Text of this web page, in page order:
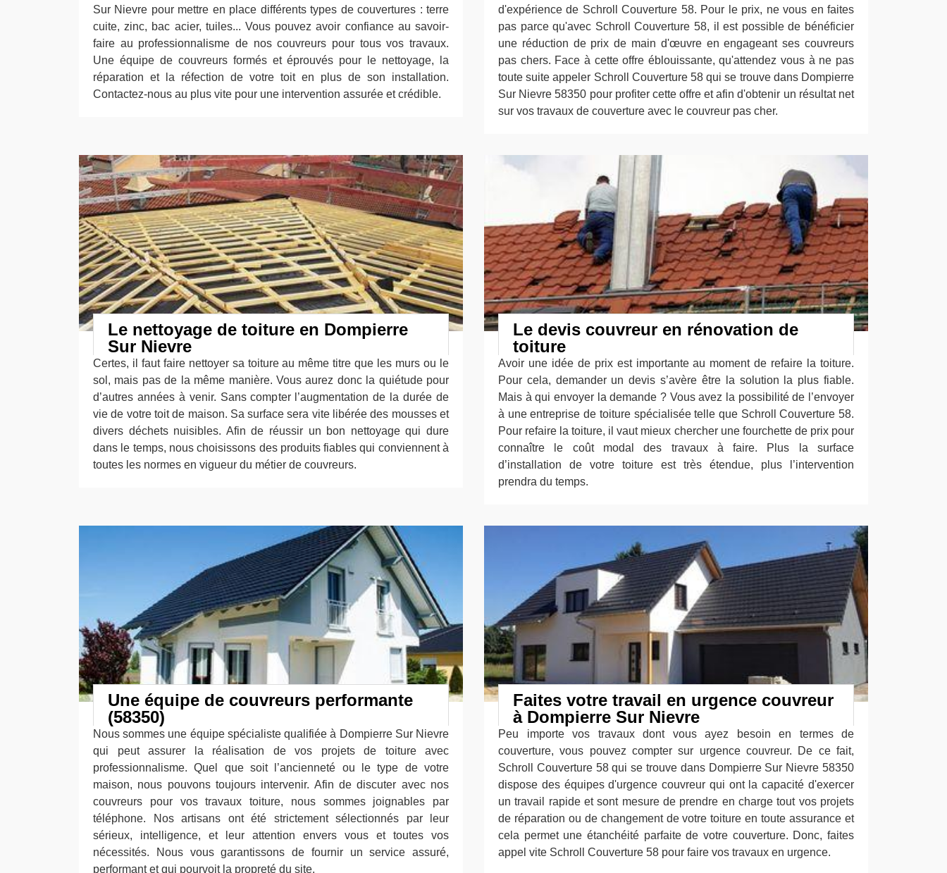
Sur Nievre pour mettre en place différents types de couvertures : terre
cuite, zinc, bac acier, tuiles... Vous pouvez avoir confiance au savoir-
faire au professionnalisme de nos couvreurs pour tous vos travaux.
Une équipe de couvreurs formés et éprouvés pour le nettoyage, la
réparation et la réfection de votre toit en plus de son installation.
Contactez-nous au plus vite pour une intervention assurée et crédible.
d'expérience de Schroll Couverture 58. Pour le prix, ne vous en faites
pas parce qu'avec Schroll Couverture 58, il est possible de bénéficier
une réduction de prix de main d'œuvre en engageant ses couvreurs
pas chers. Face à cette offre éblouissante, qu'attendez vous à ne pas
toute suite appeler Schroll Couverture 58 qui se trouve dans Dompierre
Sur Nievre 58350 pour profiter cette offre et afin d'obtenir un résultat net
sur vos travaux de couverture avec le couvreur pas cher.
Le nettoyage de toiture en Dompierre
Sur Nievre
Certes, il faut faire nettoyer sa toiture au même titre que les murs ou le
sol, mais pas de la même manière. Vous aurez donc la quiétude pour
d’autres années à venir. Sans compter l’augmentation de la durée de
vie de votre toit de maison. Sa surface sera vite libérée des mousses et
divers déchets nuisibles. Afin de réussir un bon nettoyage qui dure
dans le temps, nous choisissons des produits fiables qui conviennent à
toutes les normes en vigueur du métier de couvreurs.
Le devis couvreur en rénovation de
toiture
Avoir une idée de prix est importante au moment de refaire la toiture.
Pour cela, demander un devis s’avère être la solution la plus fiable.
Mais à qui envoyer la demande ? Vous avez la possibilité de l’envoyer
à une entreprise de toiture spécialisée telle que Schroll Couverture 58.
Pour refaire la toiture, il vaut mieux chercher une fourchette de prix pour
connaître le coût modal des travaux à faire. Plus la surface
d’installation de votre toiture est très étendue, plus l’intervention
prendra du temps.
Une équipe de couvreurs performante
(58350)
Nous sommes une équipe spécialiste qualifiée à Dompierre Sur Nievre
qui peut assurer la réalisation de vos projets de toiture avec
professionnalisme. Quel que soit l’ancienneté ou le type de votre
maison, nous pouvons toujours intervenir. Afin de discuter avec nos
couvreurs pour vos travaux toiture, nous sommes joignables par
téléphone. Nos artisans ont été strictement sélectionnés par leur
sérieux, intelligence, et leur attention envers vous et toutes vos
nécessités. Nous vous garantissons de fournir un service assuré,
performant et qui pourvoit la propreté du site.
Faites votre travail en urgence couvreur
à Dompierre Sur Nievre
Peu importe vos travaux dont vous ayez besoin en termes de
couverture, vous pouvez compter sur urgence couvreur. De ce fait,
Schroll Couverture 58 qui se trouve dans Dompierre Sur Nievre 58350
dispose des équipes d'urgence couvreur qui ont la capacité d'exercer
un travail rapide et sont mesure de prendre en charge tout vos projets
de réparation ou de changement de votre toiture en toute assurance et
cela permet une étanchéité parfaite de votre couverture. Donc, faites
appel vite Schroll Couverture 58 pour faire vos travaux en urgence.